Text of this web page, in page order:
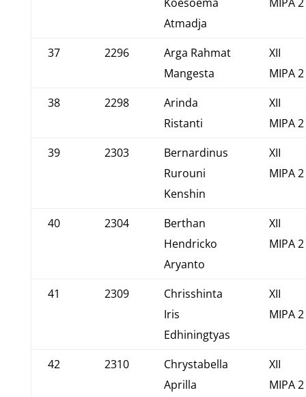
Koesoema
Atmadja
MIPA 2
37 2296
Arga Rahmat
Mangesta
XII
MIPA 2
38
2298
Arinda
Ristanti
XII
MIPA 2
39
2303
Bernardinus
Rurouni
Kenshin
XII
MIPA 2
40 2304
Berthan
Hendricko
Aryanto
XII
MIPA 2
41 2309
Chrisshinta
Iris
Edhiningtyas
XII
MIPA 2
42 2310
Chrystabella
Aprilla
XII
MIPA 2